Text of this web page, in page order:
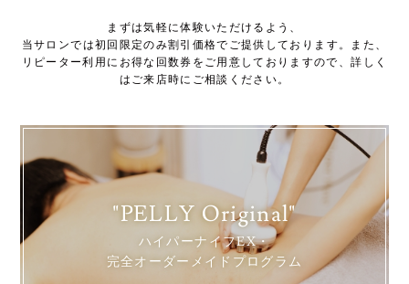
まずは気軽に体験いただけるよう、
当サロンでは初回限定のみ割引価格でご提供しております。また、
リピーター利用にお得な回数券をご用意しておりますので、詳しく
はご来店時にご相談ください。
"PELLY Original"
ハイパーナイフEX・
完全オーダーメイドプログラム